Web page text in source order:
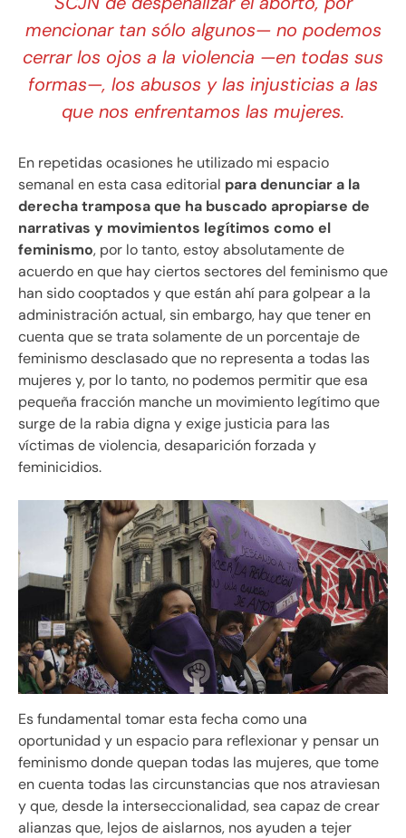
mencionar tan sólo algunos— no podemos
cerrar los ojos a la violencia —en todas sus
formas—, los abusos y las injusticias a las
que nos enfrentamos las mujeres.
En repetidas ocasiones he utilizado mi espacio
semanal en esta casa editorial para denunciar a la
derecha tramposa que ha buscado apropiarse de
narrativas y movimientos legítimos como el
feminismo, por lo tanto, estoy absolutamente de
acuerdo en que hay ciertos sectores del feminismo que
han sido cooptados y que están ahí para golpear a la
administración actual, sin embargo, hay que tener en
cuenta que se trata solamente de un porcentaje de
feminismo desclasado que no representa a todas las
mujeres y, por lo tanto, no podemos permitir que esa
pequeña fracción manche un movimiento legítimo que
surge de la rabia digna y exige justicia para las
víctimas de violencia, desaparición forzada y
feminicidios.
Es fundamental tomar esta fecha como una
oportunidad y un espacio para reflexionar y pensar un
feminismo donde quepan todas las mujeres, que tome
en cuenta todas las circunstancias que nos atraviesan
y que, desde la interseccionalidad, sea capaz de crear
alianzas que, lejos de aislarnos, nos ayuden a tejer